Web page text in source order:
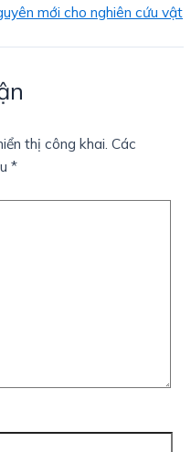
mới cho nghiên cứu vật
thị công khai. Các
*